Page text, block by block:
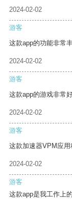
2024-02-02
游客
这款app的功能非常
2024-02-02
游客
这款app的游戏非常
2024-02-02
游客
这款加速器VPM应用
2024-02-02
游客
这款app是我工作上